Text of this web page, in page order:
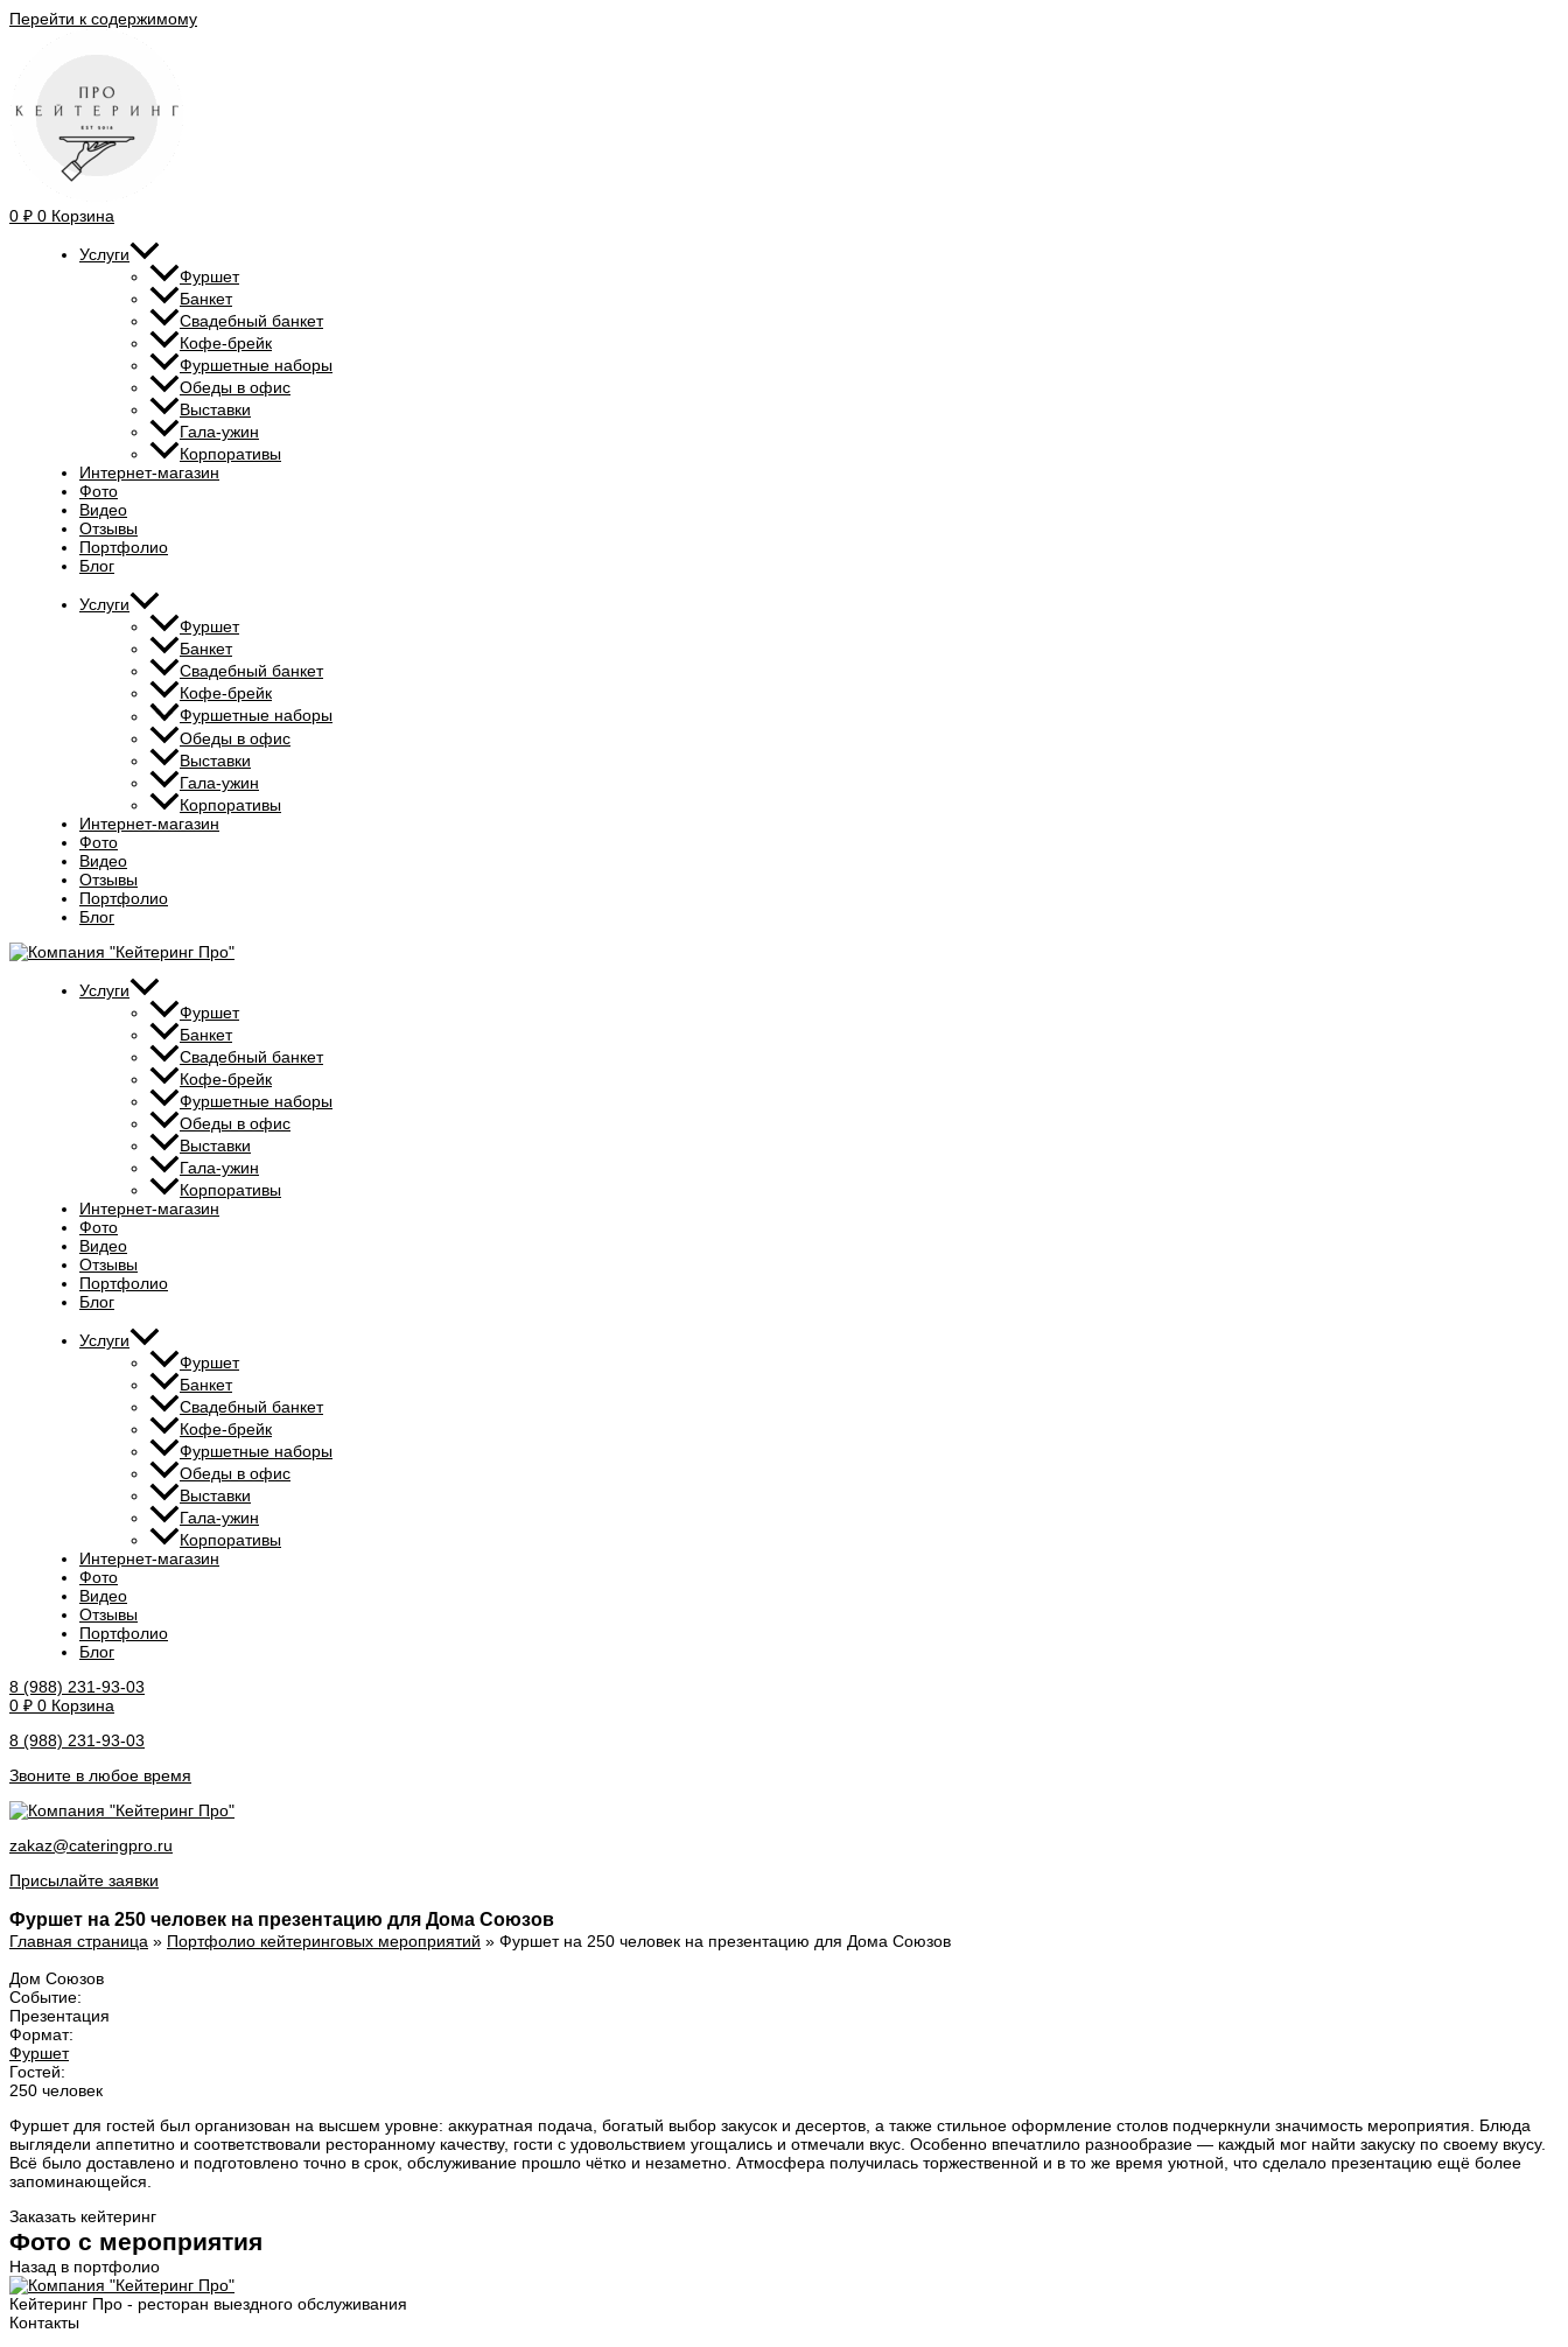
Перейти к содержимому
0 ₽ 0 Корзина
Услуги
Фуршет
Банкет
Свадебный банкет
Кофе-брейк
Фуршетные наборы
Обеды в офис
Выставки
Гала-ужин
Корпоративы
Интернет-магазин
Фото
Видео
Отзывы
Портфолио
Блог
Услуги
Фуршет
Банкет
Свадебный банкет
Кофе-брейк
Фуршетные наборы
Обеды в офис
Выставки
Гала-ужин
Корпоративы
Интернет-магазин
Фото
Видео
Отзывы
Портфолио
Блог
Услуги
Фуршет
Банкет
Свадебный банкет
Кофе-брейк
Фуршетные наборы
Обеды в офис
Выставки
Гала-ужин
Корпоративы
Интернет-магазин
Фото
Видео
Отзывы
Портфолио
Блог
Услуги
Фуршет
Банкет
Свадебный банкет
Кофе-брейк
Фуршетные наборы
Обеды в офис
Выставки
Гала-ужин
Корпоративы
Интернет-магазин
Фото
Видео
Отзывы
Портфолио
Блог
8 (988) 231-93-03
0 ₽ 0 Корзина
8 (988) 231-93-03
Звоните в любое время
zakaz@cateringpro.ru
Присылайте заявки
Фуршет на 250 человек на презентацию для Дома Союзов
Главная страница » Портфолио кейтеринговых мероприятий » Фуршет на 250 человек на презентацию для Дома Союзов
Дом Союзов
Событие:
Презентация
Формат:
Фуршет
Гостей:
250 человек
Фуршет для гостей был организован на высшем уровне: аккуратная подача, богатый выбор закусок и десертов, а также стильное оформление столов подчеркнули значимость мероприятия. Блюда
выглядели аппетитно и соответствовали ресторанному качеству, гости с удовольствием угощались и отмечали вкус. Особенно впечатлило разнообразие — каждый мог найти закуску по своему вкусу.
Всё было доставлено и подготовлено точно в срок, обслуживание прошло чётко и незаметно. Атмосфера получилась торжественной и в то же время уютной, что сделало презентацию ещё более
запоминающейся.
Заказать кейтеринг
Фото с мероприятия
Назад в портфолио
Кейтеринг Про - ресторан выездного обслуживания
Контакты